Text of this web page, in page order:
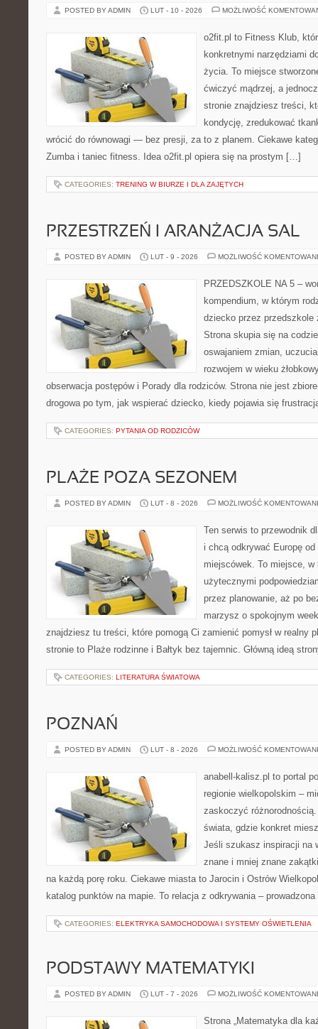
POSTED BY ADMIN LUT - 10 - 2026 MOŻLIWOŚĆ
o2fit.pl to Fitness Klub,
konkretnymi narzędziami
życia. To miejsce
ćwiczyć mądrzej, a
stronie znajdziesz treści,
kondycję, zredukować
wrócić do równowagi — bez presji, za to z planem. Ciekawe
Zumba i taniec fitness. Idea o2fit.pl opiera się na prostym […]
CATEGORIES: TRENING W BIURZE I DLA ZAJĘTYCH
PRZESTRZEŃ I ARANŻACJA SAL
POSTED BY ADMIN LUT - 9 - 2026 MOŻLIWOŚĆ
PRZEDSZKOLE NA 5 –
kompendium, w którym
dziecko przez przedszkole
Strona skupia się na
oswajaniem zmian,
rozwojem w wieku
obserwacja postępów i Porady dla rodziców. Strona nie jest
drogowa po tym, jak wspierać dziecko, kiedy pojawia się
CATEGORIES: PYTANIA OD RODZICÓW
PLAŻE POZA SEZONEM
POSTED BY ADMIN LUT - 8 - 2026 MOŻLIWOŚĆ
Ten serwis to przewodnik
i chcą odkrywać Europę
miejscówek. To miejsce,
użytecznymi
przez planowanie, aż po
marzysz o spokojnym
znajdziesz tu treści, które pomogą Ci zamienić pomysł w realny
stronie to Plaże rodzinne i Bałtyk bez tajemnic. Główną ideą
CATEGORIES: LITERATURA ŚWIATOWA
POZNAŃ
POSTED BY ADMIN LUT - 8 - 2026 MOŻLIWOŚĆ
anabell-kalisz.pl to portal
regionie wielkopolskim –
zaskoczyć
świata, gdzie konkret
Jeśli szukasz inspiracji na
znane i mniej znane
na każdą porę roku. Ciekawe miasta to Jarocin i Ostrów
katalog punktów na mapie. To relacja z odkrywania –
CATEGORIES: ELEKTRYKA SAMOCHODOWA I SYSTEMY OŚWIETLENIA
PODSTAWY MATEMATYKI
POSTED BY ADMIN LUT - 7 - 2026 MOŻLIWOŚĆ
Strona „Matematyka dla